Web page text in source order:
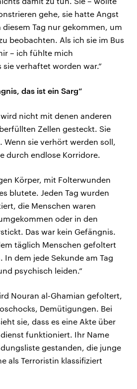
gehe, sie hatte Angst
Tag nur gekommen, um
beobachten. Als ich sie im Bus
– ich fühlte mich
verhaftet worden war.“
das ist ein Sarg“
nicht mit denen anderen
Zellen gesteckt. Sie
Wenn sie verhört werden soll,
durch endlose Korridore.
Körper, mit Folterwunden
blutete. Jeden Tag wurden
die Menschen waren
oder in den
Das war kein Gefängnis.
täglich Menschen gefoltert
dem jede Sekunde am Tag
psychisch leiden.“
Nouran al-Ghamian gefoltert,
Demütigungen. Bei
sie, dass es eine Akte über
funktioniert. Ihr Name
gestanden, die junge
als Terroristin klassifiziert